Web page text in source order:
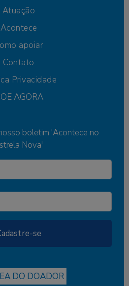
Atuação
Acontece
apoiar
Contato
Privacidade
AGORA
boletim 'Acontece no
Nova'
DO DOADOR